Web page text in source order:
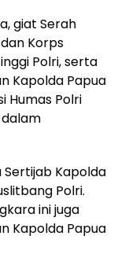
giat Serah
Korps
Polri, serta
Kapolda Papua
Humas Polri
dalam
Kapolda
Polri.
ini juga
Kapolda Papua